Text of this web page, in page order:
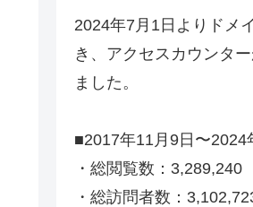
2024年7月1日よりドメ
き、アクセスカウンタ
ました。
■2017年11月9日〜2024
・総閲覧数：3,289,240
・総訪問者数：